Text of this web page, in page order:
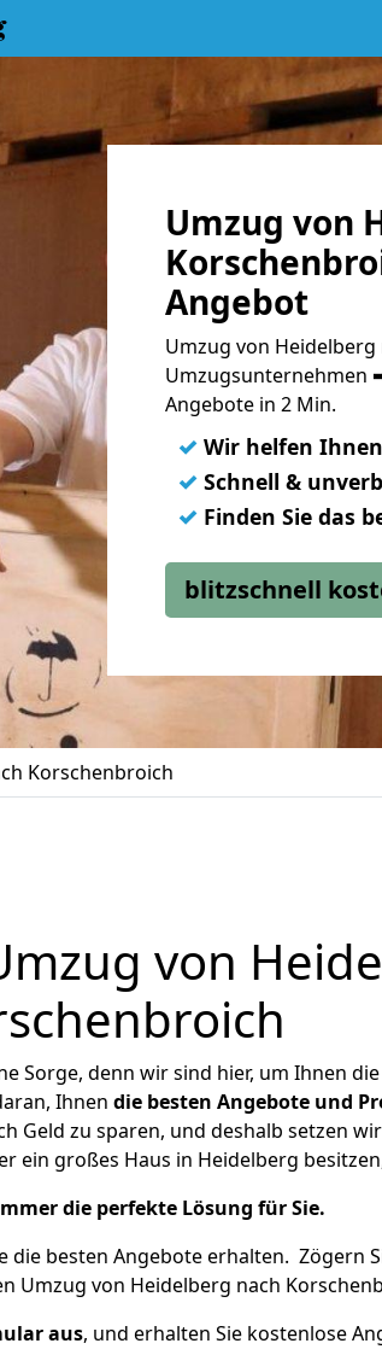
Umzug von
Angebot
Umzug von
Umzugsunternehmen
Angebote in 2 Min.
✓ Wir helfen
✓ Schnell &
✓ Finden Sie das
blitzschnell
Korschenbroich
von
Sorge, denn wir sind hier, um Ihnen die
Ihnen die besten Angebote und
zu sparen, und deshalb setzen
ein großes Haus in Heidelberg
die perfekte Lösung für Sie.
die besten Angebote erhalten. Zögern
Umzug von Heidelberg nach
aus, und erhalten Sie kostenlose